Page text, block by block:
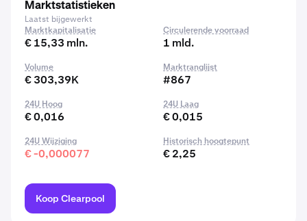
Marktstatistieken
Laatst bijgewerkt
Marktkapitalisatie
€ 15,33 mln.
Circulerende voorraad
1 mld.
Volume
€ 303,39K
Marktranglijst
#867
24U Hoog
€ 0,016
24U Laag
€ 0,015
24U Wijziging
€ -0,000077
Historisch hoogtepunt
€ 2,25
Koop Clearpool